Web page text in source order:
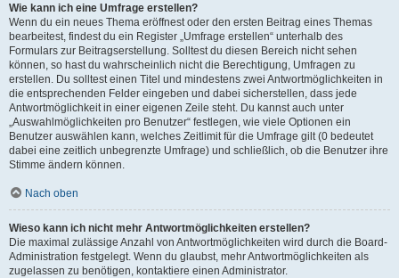
Wie kann ich eine Umfrage erstellen?
Wenn du ein neues Thema eröffnest oder den ersten Beitrag eines Themas
bearbeitest, findest du ein Register „Umfrage erstellen“ unterhalb des
Formulars zur Beitragserstellung. Solltest du diesen Bereich nicht sehen
können, so hast du wahrscheinlich nicht die Berechtigung, Umfragen zu
erstellen. Du solltest einen Titel und mindestens zwei Antwortmöglichkeiten in
die entsprechenden Felder eingeben und dabei sicherstellen, dass jede
Antwortmöglichkeit in einer eigenen Zeile steht. Du kannst auch unter
„Auswahlmöglichkeiten pro Benutzer“ festlegen, wie viele Optionen ein
Benutzer auswählen kann, welches Zeitlimit für die Umfrage gilt (0 bedeutet
dabei eine zeitlich unbegrenzte Umfrage) und schließlich, ob die Benutzer ihre
Stimme ändern können.
Nach oben
Wieso kann ich nicht mehr Antwortmöglichkeiten erstellen?
Die maximal zulässige Anzahl von Antwortmöglichkeiten wird durch die Board-
Administration festgelegt. Wenn du glaubst, mehr Antwortmöglichkeiten als
zugelassen zu benötigen, kontaktiere einen Administrator.